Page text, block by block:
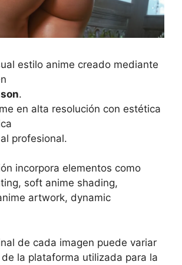
estilo anime creado mediante
.
en alta resolución con estética
profesional.
incorpora elementos como
soft anime shading,
artwork, dynamic
de cada imagen puede variar
la plataforma utilizada para la